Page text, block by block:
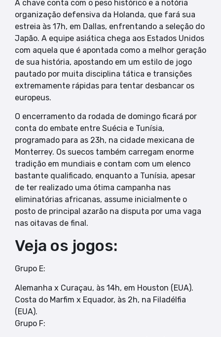
A chave conta com o peso histórico e a notória
organização defensiva da Holanda, que fará sua
estreia às 17h, em Dallas, enfrentando a seleção do
Japão. A equipe asiática chega aos Estados Unidos
com aquela que é apontada como a melhor geração
de sua história, apostando em um estilo de jogo
pautado por muita disciplina tática e transições
extremamente rápidas para tentar desbancar os
europeus.
O encerramento da rodada de domingo ficará por
conta do embate entre Suécia e Tunísia,
programado para as 23h, na cidade mexicana de
Monterrey. Os suecos também carregam enorme
tradição em mundiais e contam com um elenco
bastante qualificado, enquanto a Tunísia, apesar
de ter realizado uma ótima campanha nas
eliminatórias africanas, assume inicialmente o
posto de principal azarão na disputa por uma vaga
nas oitavas de final.
Veja os jogos:
Grupo E:
Alemanha x Curaçau, às 14h, em Houston (EUA).
Costa do Marfim x Equador, às 2h, na Filadélfia
(EUA).
Grupo F: